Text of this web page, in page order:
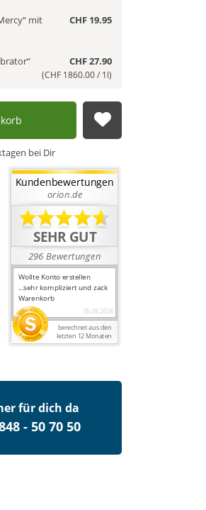
mit
CHF 19.95
CHF 27.90
(CHF 1860.00 / 1l)
Auf die
bei Dir
für dich da
- 50 70 50